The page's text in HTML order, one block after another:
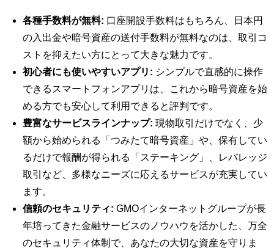
各種手数料が無料: 口座開設手数料はもちろん、日本円
の入出金や暗号資産の送付手数料が無料なのは、取引コ
ストを抑えたい方にとって大きな魅力です。
初心者にも使いやすいアプリ: シンプルで直感的に操作
できるスマートフォンアプリは、これから暗号資産を始
める方でも安心して利用できると評判です。
豊富なサービスラインナップ: 現物取引だけでなく、少
額から始められる「つみたて暗号資産」や、保有してい
るだけで報酬が得られる「ステーキング」、レバレッジ
取引など、多様なニーズに応えるサービスが充実してい
ます。
信頼のセキュリティ: GMOインターネットグループが長
年培ってきた金融サービスのノウハウを活かした、万全
のセキュリティ体制で、あなたの大切な資産を守りま